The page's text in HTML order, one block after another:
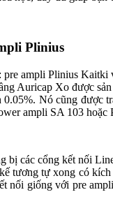
Plinius
ampli Plinius Kaitki
Auricap Xo được
Nó cũng được
ampli SA 103 hoặc
bị các cổng kết nối
tương tự xong có
nối giống với pre